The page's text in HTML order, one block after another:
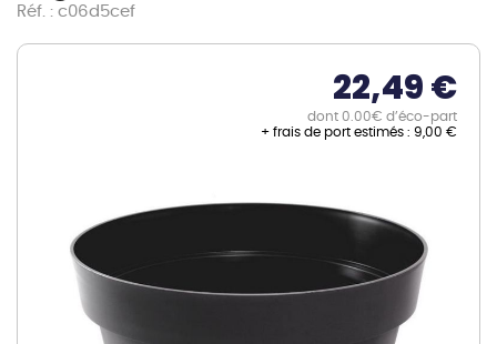
Réf. : c06d5cef
22,49 €
dont 0.00€ d’éco-part
+ frais de port estimés : 9,00 €
images